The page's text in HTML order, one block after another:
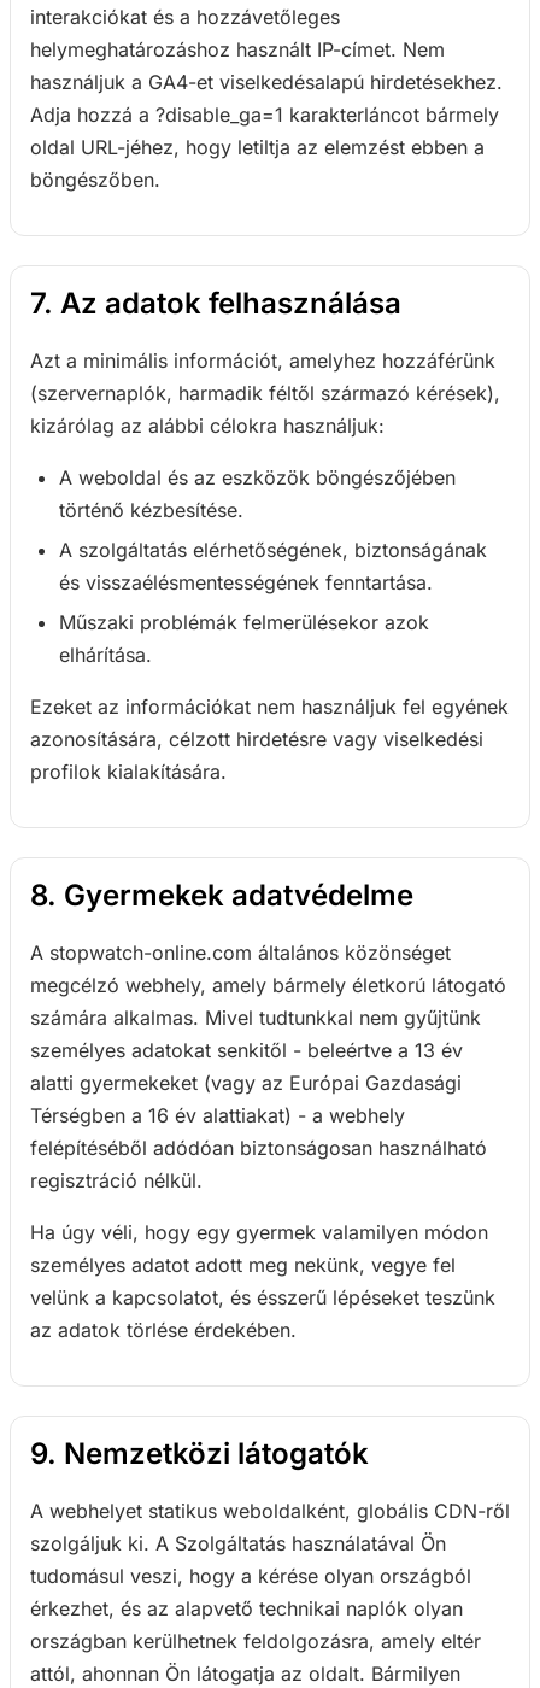
interakciókat és a hozzávetőleges
helymeghatározáshoz használt IP-címet. Nem
használjuk a GA4-et viselkedésalapú hirdetésekhez.
Adja hozzá a ?disable_ga=1 karakterláncot bármely
oldal URL-jéhez, hogy letiltja az elemzést ebben a
böngészőben.
7. Az adatok felhasználása
Azt a minimális információt, amelyhez hozzáférünk
(szervernaplók, harmadik féltől származó kérések),
kizárólag az alábbi célokra használjuk:
A weboldal és az eszközök böngészőjében
történő kézbesítése.
A szolgáltatás elérhetőségének, biztonságának
és visszaélésmentességének fenntartása.
Műszaki problémák felmerülésekor azok
elhárítása.
Ezeket az információkat nem használjuk fel egyének
azonosítására, célzott hirdetésre vagy viselkedési
profilok kialakítására.
8. Gyermekek adatvédelme
A stopwatch-online.com általános közönséget
megcélzó webhely, amely bármely életkorú látogató
számára alkalmas. Mivel tudtunkkal nem gyűjtünk
személyes adatokat senkitől - beleértve a 13 év
alatti gyermekeket (vagy az Európai Gazdasági
Térségben a 16 év alattiakat) - a webhely
felépítéséből adódóan biztonságosan használható
regisztráció nélkül.
Ha úgy véli, hogy egy gyermek valamilyen módon
személyes adatot adott meg nekünk, vegye fel
velünk a kapcsolatot, és ésszerű lépéseket teszünk
az adatok törlése érdekében.
9. Nemzetközi látogatók
A webhelyet statikus weboldalként, globális CDN-ről
szolgáljuk ki. A Szolgáltatás használatával Ön
tudomásul veszi, hogy a kérése olyan országból
érkezhet, és az alapvető technikai naplók olyan
országban kerülhetnek feldolgozásra, amely eltér
attól, ahonnan Ön látogatja az oldalt. Bármilyen